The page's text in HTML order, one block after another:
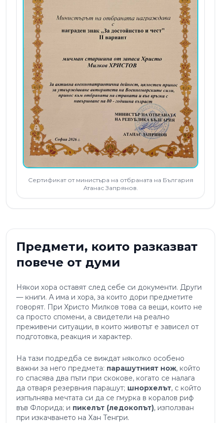
Сертификат от министъра на отбраната на България
Атанас Запрянов.
Предмети, които разказват
повече от думи
Някои хора оставят след себе си документи. Други
— книги. А има и хора, за които дори предметите
говорят. При Христо Милков това са вещи, които не
са просто спомени, а свидетели на реално
преживени ситуации, в които животът е зависел от
подготовка, реакция и характер.
На тази подредба се виждат няколко особено
важни за него предмета: парашутният нож, който
го спасява два пъти при скокове, когато се налага
да отваря резервния парашут; шнорхелът, с който
изпълнява мечтата си да се гмурка в коралов риф
във Флорида; и пикелът (ледокопът), използван
при изкачването на Хан Тенгри.